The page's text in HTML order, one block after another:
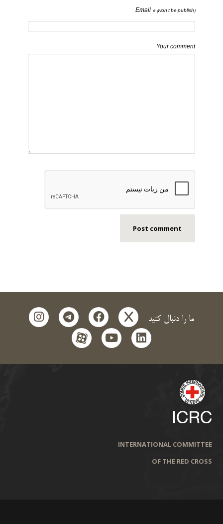
Email * (won't be publish)
Your comment
ما را دنبال کنید x
facebook
telegram
instagram
linkedin
youtube
aparat
INTERNATIONAL COMMITTEE
OF THE RED CROSS